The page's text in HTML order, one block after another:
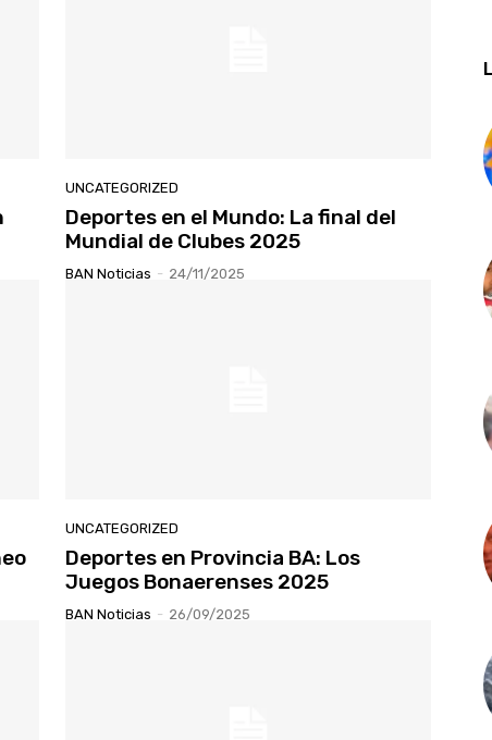
UNCATEGORIZED
Deportes en el Mundo: La final del
Mundial de Clubes 2025
BAN Noticias - 24/11/2025
UNCATEGORIZED
Deportes en Provincia BA: Los
Juegos Bonaerenses 2025
BAN Noticias - 26/09/2025